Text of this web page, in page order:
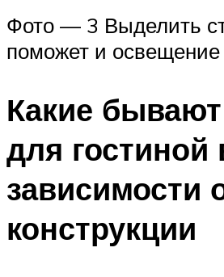
Фото — 3 Выделить
поможет и освещение
Какие
для гостиной
зависимости
конструкции